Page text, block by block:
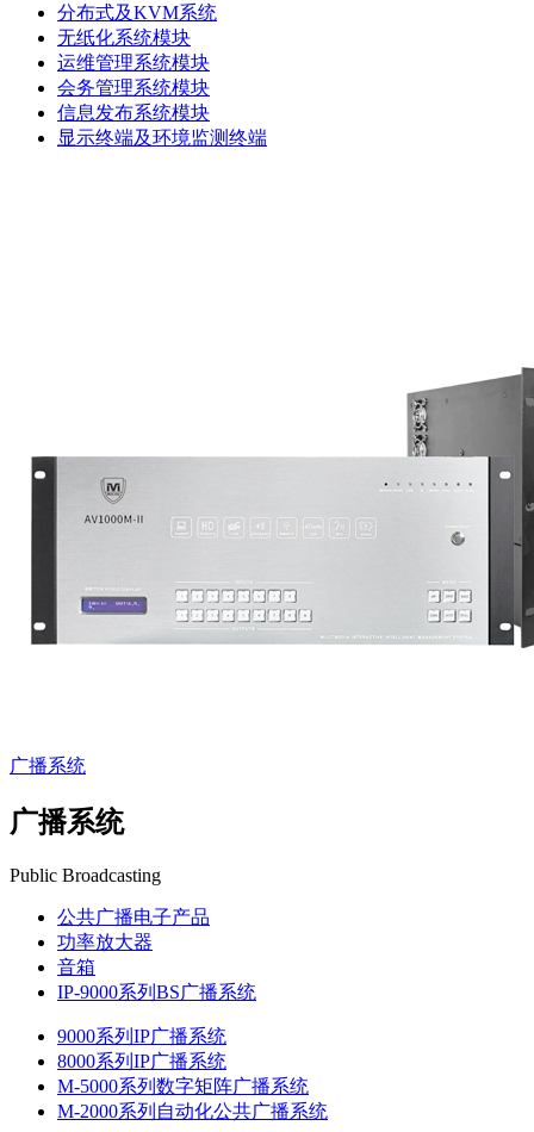
分布式及KVM系统
无纸化系统模块
运维管理系统模块
会务管理系统模块
信息发布系统模块
显示终端及环境监测终端
广播系统
广播系统
Public Broadcasting
公共广播电子产品
功率放大器
音箱
IP-9000系列BS广播系统
9000系列IP广播系统
8000系列IP广播系统
M-5000系列数字矩阵广播系统
M-2000系列自动化公共广播系统